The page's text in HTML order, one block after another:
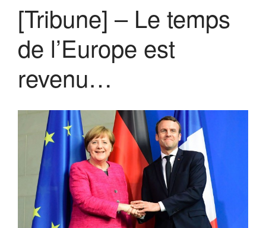
[Tribune] – Le temps
de l’Europe est
revenu…